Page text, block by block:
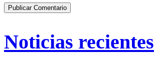
Noticias recientes